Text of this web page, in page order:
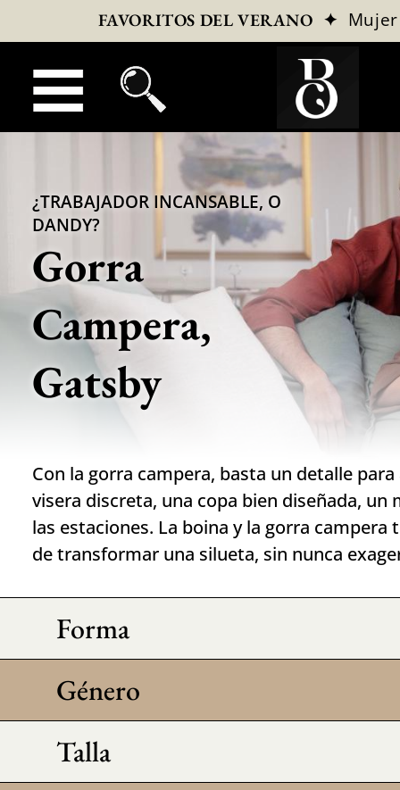
FAVORITOS DEL VERANO ✦ Mujer
¿TRABAJADOR INCANSABLE, O
DANDY?
Gorra
Campera,
Gatsby
Con la gorra campera, basta un detalle
visera discreta, una copa bien diseñada, un
las estaciones. La boina y la gorra
de transformar una silueta, sin nunca
Forma
Género
Talla